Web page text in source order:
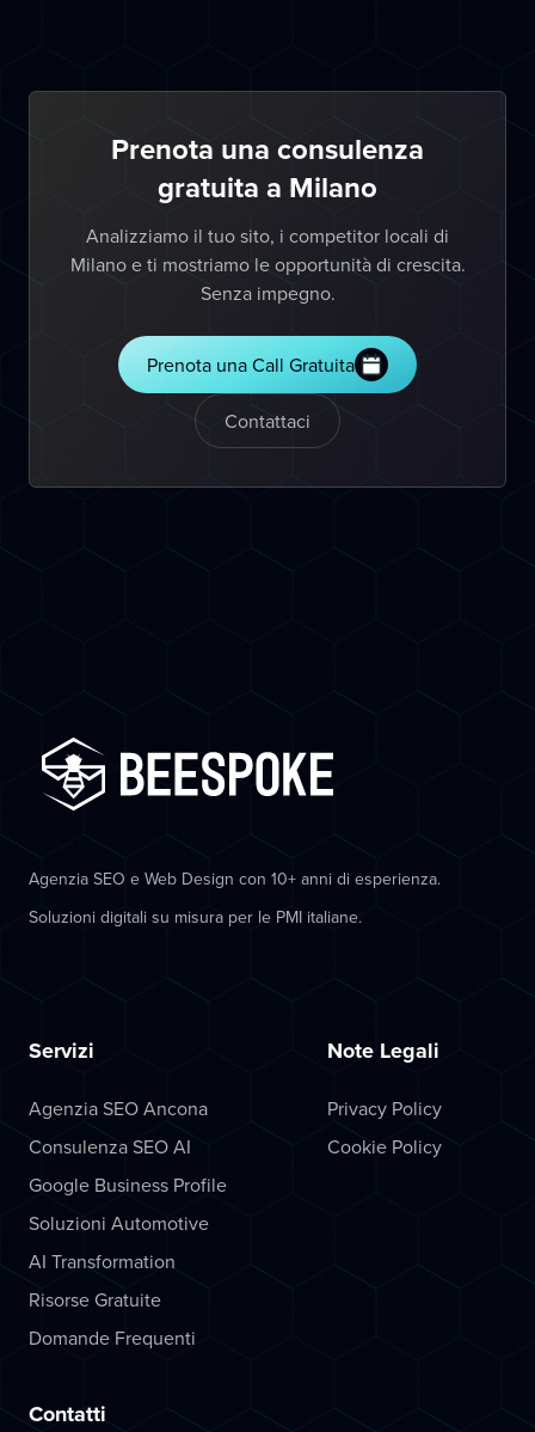
Prenota una consulenza
gratuita a Milano
Analizziamo il tuo sito, i competitor locali di
Milano e ti mostriamo le opportunità di crescita.
Senza impegno.
Prenota una Call Gratuita
Contattaci
Agenzia SEO e Web Design con 10+ anni di esperienza.
Soluzioni digitali su misura per le PMI italiane.
Servizi
Agenzia SEO Ancona
Consulenza SEO AI
Google Business Profile
Soluzioni Automotive
AI Transformation
Risorse Gratuite
Domande Frequenti
Note Legali
Privacy Policy
Cookie Policy
Contatti